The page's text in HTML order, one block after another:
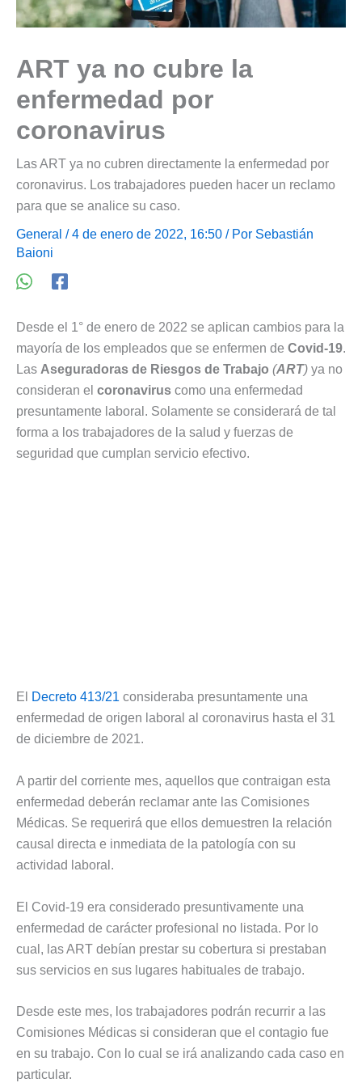
ART ya no cubre la
enfermedad por
coronavirus
Las ART ya no cubren directamente la enfermedad por
coronavirus. Los trabajadores pueden hacer un reclamo
para que se analice su caso.
General / 4 de enero de 2022, 16:50 / Por Sebastián
Baioni
Desde el 1° de enero de 2022 se aplican cambios para la
mayoría de los empleados que se enfermen de Covid-19.
Las Aseguradoras de Riesgos de Trabajo (ART) ya no
consideran el coronavirus como una enfermedad
presuntamente laboral. Solamente se considerará de tal
forma a los trabajadores de la salud y fuerzas de
seguridad que cumplan servicio efectivo.
El Decreto 413/21 consideraba presuntamente una
enfermedad de origen laboral al coronavirus hasta el 31
de diciembre de 2021.
A partir del corriente mes, aquellos que contraigan esta
enfermedad deberán reclamar ante las Comisiones
Médicas. Se requerirá que ellos demuestren la relación
causal directa e inmediata de la patología con su
actividad laboral.
El Covid-19 era considerado presuntivamente una
enfermedad de carácter profesional no listada. Por lo
cual, las ART debían prestar su cobertura si prestaban
sus servicios en sus lugares habituales de trabajo.
Desde este mes, los trabajadores podrán recurrir a las
Comisiones Médicas si consideran que el contagio fue
en su trabajo. Con lo cual se irá analizando cada caso en
particular.